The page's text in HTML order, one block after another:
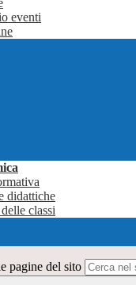
eventi
didattiche
classi
pagine del sito